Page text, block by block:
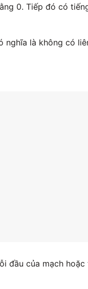
0. Tiếp đó có
là không có
đầu của mạch hoặc